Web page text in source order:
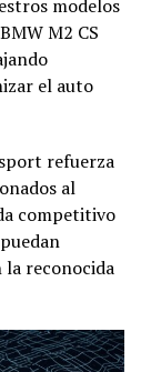
modelos
M2 CS
el auto
refuerza
al
competitivo
la reconocida